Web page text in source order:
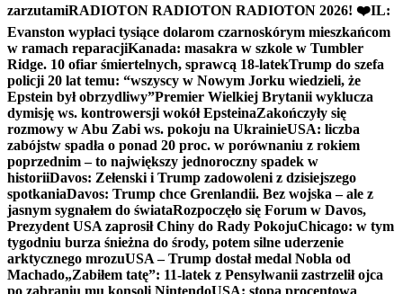
zarzutamiRADIOTON RADIOTON RADIOTON 2026! ❤️IL:
Evanston wypłaci tysiące dolarom czarnoskórym mieszkańcom
w ramach reparacjiKanada: masakra w szkole w Tumbler
Ridge. 10 ofiar śmiertelnych, sprawcą 18-latekTrump do szefa
policji 20 lat temu: “wszyscy w Nowym Jorku wiedzieli, że
Epstein był obrzydliwy”Premier Wielkiej Brytanii wyklucza
dymisję ws. kontrowersji wokół EpsteinaZakończyły się
rozmowy w Abu Zabi ws. pokoju na UkrainieUSA: liczba
zabójstw spadła o ponad 20 proc. w porównaniu z rokiem
poprzednim – to największy jednoroczny spadek w
historiiDavos: Zełenski i Trump zadowoleni z dzisiejszego
spotkaniaDavos: Trump chce Grenlandii. Bez wojska – ale z
jasnym sygnałem do świataRozpoczęło się Forum w Davos,
Prezydent USA zaprosił Chiny do Rady PokojuChicago: w tym
tygodniu burza śnieżna do środy, potem silne uderzenie
arktycznego mrozuUSA – Trump dostał medal Nobla od
Machado„Zabiłem tatę”: 11-latek z Pensylwanii zastrzelił ojca
po zabraniu mu konsoli NintendoUSA: stopa procentowa